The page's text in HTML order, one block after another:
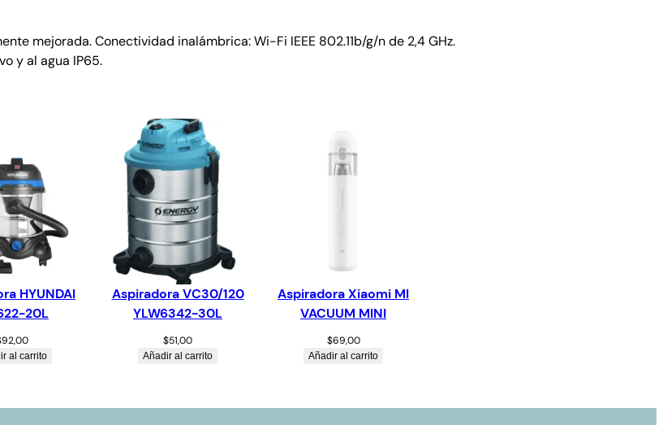
mejorada. Conectividad inalámbrica: Wi-Fi IEEE 802.11b/g/n de 2,4 GHz.
y al agua IP65.
HYUNDAI
20L
92,00
al carrito
Aspiradora VC30/120
YLW6342-30L
$51,00
Añadir al carrito
Aspiradora Xiaomi MI
VACUUM MINI
$69,00
Añadir al carrito